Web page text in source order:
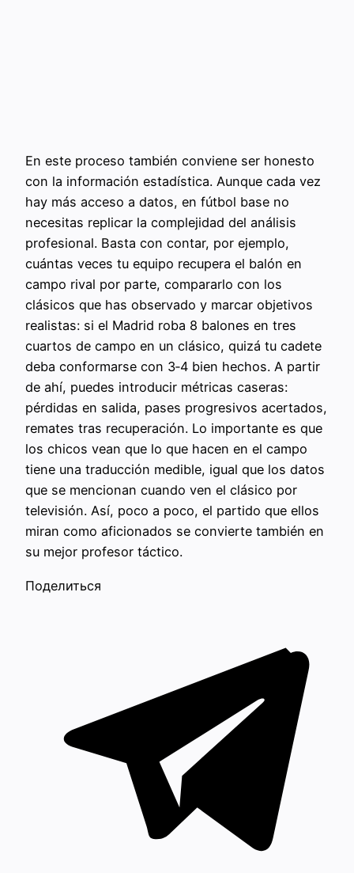
En este proceso también conviene ser honesto
con la información estadística. Aunque cada vez
hay más acceso a datos, en fútbol base no
necesitas replicar la complejidad del análisis
profesional. Basta con contar, por ejemplo,
cuántas veces tu equipo recupera el balón en
campo rival por parte, compararlo con los
clásicos que has observado y marcar objetivos
realistas: si el Madrid roba 8 balones en tres
cuartos de campo en un clásico, quizá tu cadete
deba conformarse con 3‑4 bien hechos. A partir
de ahí, puedes introducir métricas caseras:
pérdidas en salida, pases progresivos acertados,
remates tras recuperación. Lo importante es que
los chicos vean que lo que hacen en el campo
tiene una traducción medible, igual que los datos
que se mencionan cuando ven el clásico por
televisión. Así, poco a poco, el partido que ellos
miran como aficionados se convierte también en
su mejor profesor táctico.
Поделиться